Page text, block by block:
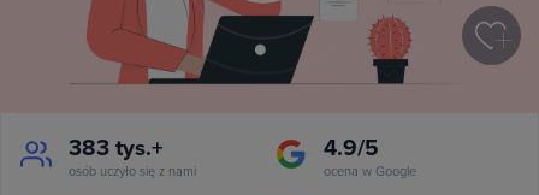
383 tys.+
osób uczyło się z nami
4.9/5
ocena w Google